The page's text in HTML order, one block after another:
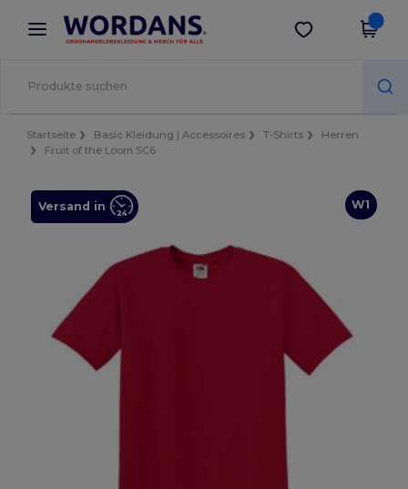
× Wordans App
Bessere Preise in der App!
App holen
Startseite Basic Kleidung | Accessoires T-Shirts
Herren
Fruit of the Loom SC6
W1
Versand in